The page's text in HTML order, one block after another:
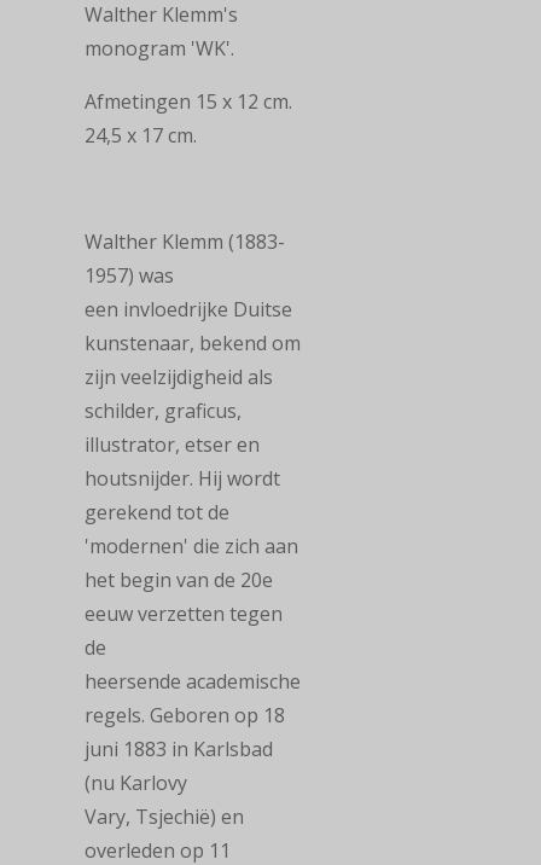
Walther Klemm's
monogram 'WK'.
Afmetingen 15 x 12 cm.
24,5 x 17 cm.
Walther Klemm (1883-
1957) was
een invloedrijke Duitse
kunstenaar, bekend om
zijn veelzijdigheid als
schilder, graficus,
illustrator, etser en
houtsnijder. Hij wordt
gerekend tot de
'modernen' die zich aan
het begin van de 20e
eeuw verzetten tegen
de
heersende academische
regels. Geboren op 18
juni 1883 in Karlsbad
(nu Karlovy
Vary, Tsjechië) en
overleden op 11